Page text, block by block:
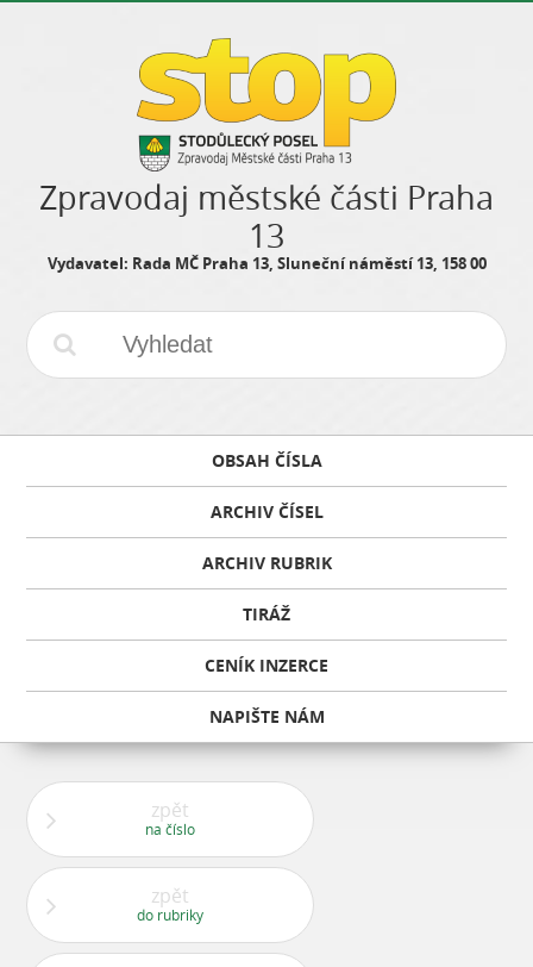
Zpravodaj městské části Praha
13
Vydavatel: Rada MČ Praha 13, Sluneční náměstí 13, 158 00
OBSAH ČÍSLA
ARCHIV ČÍSEL
ARCHIV RUBRIK
TIRÁŽ
CENÍK INZERCE
NAPIŠTE NÁM
zpět
na číslo
zpět
do rubriky